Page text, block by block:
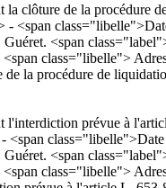
la clôture de la procédure
<span
<span
<span class="libelle">
de la procédure de
l'interdiction prévue à
<span
<span class="libelle">